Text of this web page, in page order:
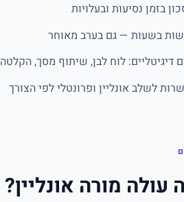
בזמן נסיעות ובעלויות
בשעות — גם בערב מאוחר
דיגיטליים: לוח לבן, שיתוף מסך, הקלטה
לשלב אונליין ופרונטלי לפי הצורך
עולה מורה אונליין?